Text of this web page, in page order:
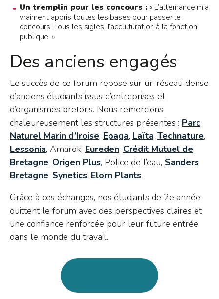
Un tremplin pour les concours : « L’alternance m’a
vraiment appris toutes les bases pour passer le
concours. Tous les sigles, l’acculturation à la fonction
publique. »
Des anciens engagés
Le succès de ce forum repose sur un réseau dense
d’anciens étudiants issus d’entreprises et
d’organismes bretons. Nous remercions
chaleureusement les structures présentes : Parc
Naturel Marin d’Iroise, Epaga, Laïta, Technature,
Lessonia, Amarok, Eureden, Crédit Mutuel de
Bretagne, Origen Plus, Police de l’eau, Sanders
Bretagne, Synetics, Elorn Plants.
Grâce à ces échanges, nos étudiants de 2e année
quittent le forum avec des perspectives claires et
une confiance renforcée pour leur future entrée
dans le monde du travail.